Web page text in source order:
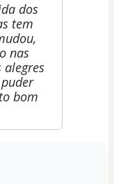
dos
tem
nas
alegres
bom